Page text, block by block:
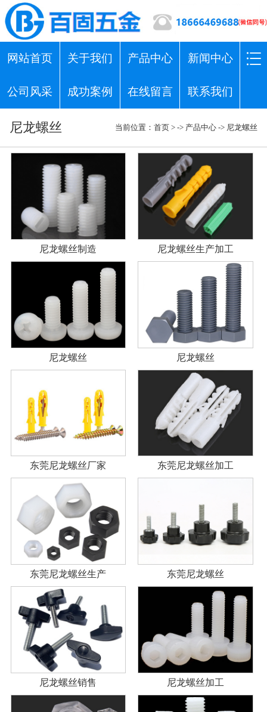
网站首页 关于我们 产品中心 新闻中心
公司风采 成功案例 在线留言 联系我们
尼龙螺丝 当前位置： 首页 > -> 产品中心 -> 尼龙螺丝
尼龙螺丝制造 尼龙螺丝生产加工
尼龙螺丝 尼龙螺丝
东莞尼龙螺丝厂家 东莞尼龙螺丝加工
东莞尼龙螺丝生产 东莞尼龙螺丝
尼龙螺丝销售 尼龙螺丝加工